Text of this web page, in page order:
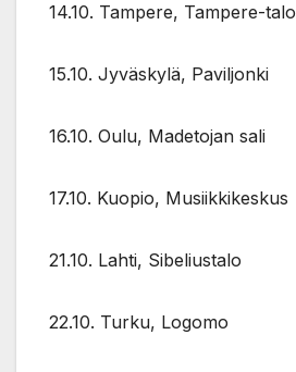
14.10. Tampere, Tampere-talo
15.10. Jyväskylä, Paviljonki
16.10. Oulu, Madetojan sali
17.10. Kuopio, Musiikkikeskus
21.10. Lahti, Sibeliustalo
22.10. Turku, Logomo